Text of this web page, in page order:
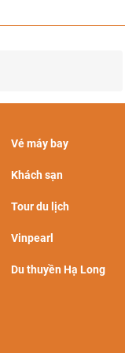
Vé máy bay
Khách sạn
Tour du lịch
Vinpearl
Du thuyền Hạ Long